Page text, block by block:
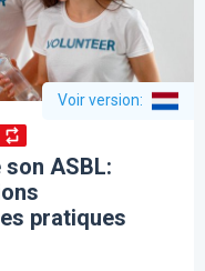
Voir version:
ASBL:
pratiques